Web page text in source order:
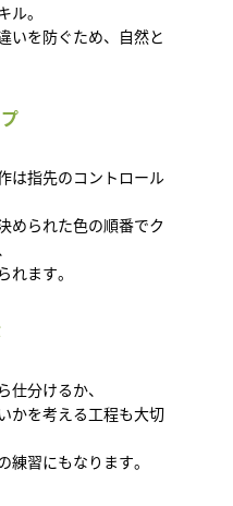
。
いを防ぐため、自然と
は指先のコントロール
められた色の順番でク
ます。
仕分けるか、
かを考える工程も大切
練習にもなります。